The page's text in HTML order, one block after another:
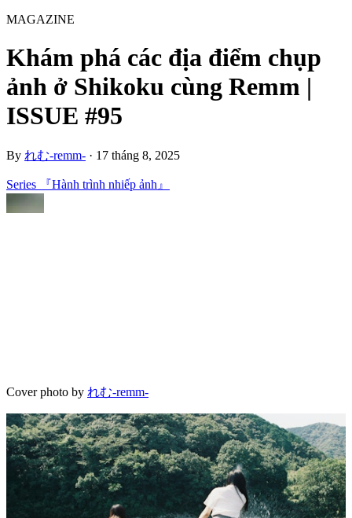
MAGAZINE
Khám phá các địa điểm chụp
ảnh ở Shikoku cùng Remm |
ISSUE #95
By れむ-remm- · 17 tháng 8, 2025
Series 『Hành trình nhiếp ảnh』
Cover photo by れむ-remm-